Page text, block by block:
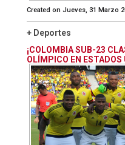
Created on Jueves, 31 Marzo
+ Deportes
¡COLOMBIA SUB-23
OLÍMPICO EN ESTADOS